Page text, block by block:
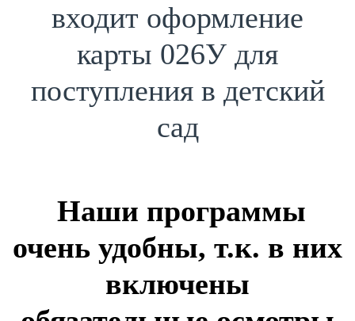
входит оформление
карты 026У для
поступления в детский
сад
Наши программы
очень удобны, т.к. в них
включены